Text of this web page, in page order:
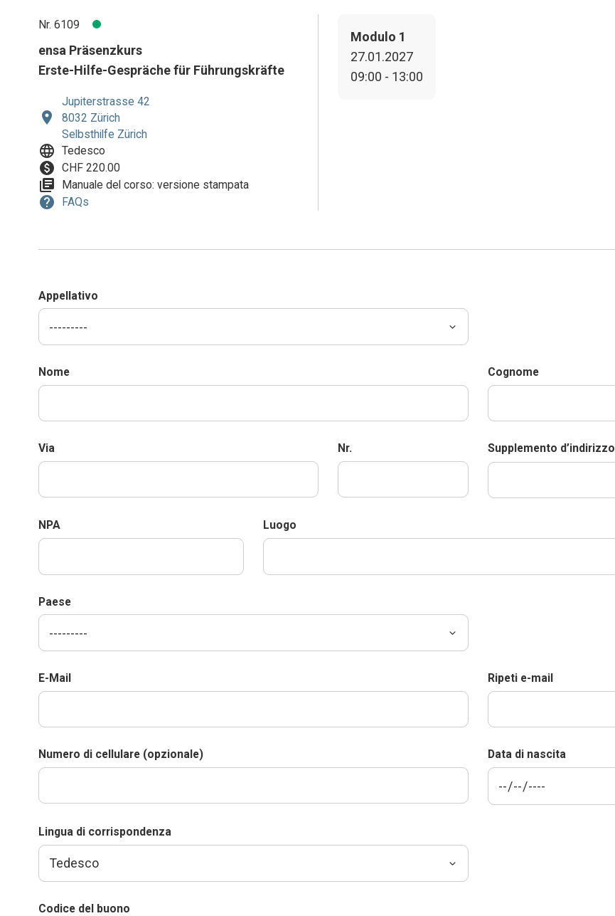
Nr. 6109
ensa Präsenzkurs
Erste-Hilfe-Gespräche für Führungskräfte
location_on
Jupiterstrasse 42
8032 Zürich
Selbsthilfe Zürich
language Tedesco
paid CHF 220.00
library_books Manuale del corso: versione stampata
help FAQs
Modulo 1
27.01.2027
09:00 - 13:00
Appellativo
Nome Cognome
Via Nr. Supplemento d’indirizzo
NPA Luogo
Paese
E-Mail Ripeti e-mail
Numero di cellulare (opzionale) Data di nascita
Lingua di corrispondenza
Codice del buono